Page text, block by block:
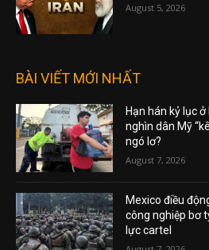
August 5, 2026
BÀI VIẾT MỚI NHẤT
Hạn hán kỷ lục
nghìn dân Mỹ
ngó lơ?
August 7, 2026
Mexico điều
công nghiệp bơ
lực cartel